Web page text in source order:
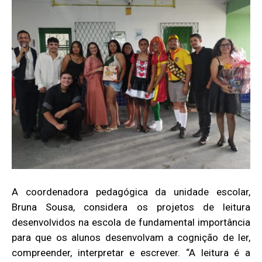
A coordenadora pedagógica da unidade escolar,
Bruna Sousa, considera os projetos de leitura
desenvolvidos na escola de fundamental importância
para que os alunos desenvolvam a cognição de ler,
compreender, interpretar e escrever. “A leitura é a